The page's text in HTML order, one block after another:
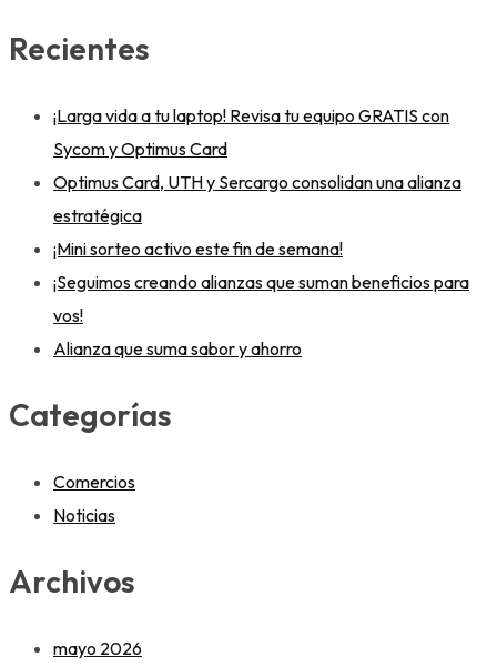
Recientes
¡Larga vida a tu laptop! Revisa tu equipo GRATIS con
Sycom y Optimus Card
Optimus Card, UTH y Sercargo consolidan una alianza
estratégica
¡Mini sorteo activo este fin de semana!
¡Seguimos creando alianzas que suman beneficios para
vos!
Alianza que suma sabor y ahorro
Categorías
Comercios
Noticias
Archivos
mayo 2026